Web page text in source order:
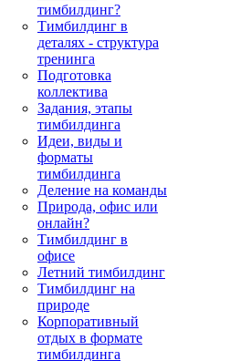
тимбилдинг?
Тимбилдинг в
деталях - структура
тренинга
Подготовка
коллектива
Задания, этапы
тимбилдинга
Идеи, виды и
форматы
тимбилдинга
Деление на команды
Природа, офис или
онлайн?
Тимбилдинг в
офисе
Летний тимбилдинг
Тимбилдинг на
природе
Корпоративный
отдых в формате
тимбилдинга